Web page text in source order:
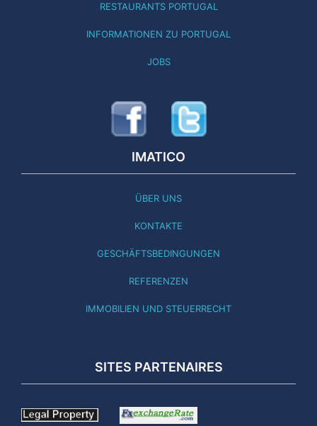
RESTAURANTS PORTUGAL
INFORMATIONEN ZU PORTUGAL
JOBS
IMATICO
ÜBER UNS
KONTAKTE
GESCHÄFTSBEDINGUNGEN
REFERENZEN
IMMOBILIEN UND STEUERRECHT
SITES PARTENAIRES